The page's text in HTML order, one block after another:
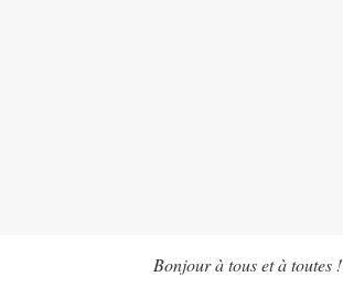
Bonjour à tous et à toutes !